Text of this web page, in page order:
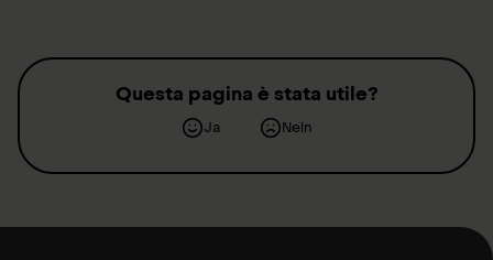
Questa pagina è stata utile?
Ja Nein